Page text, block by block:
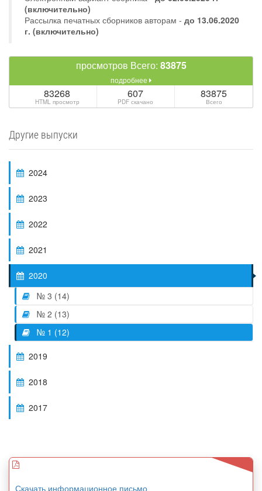
(включительно)
Рассылка печатных сборников авторам - до 13.06.2020
г. (включительно)
просмотров Всего: 83875
подробнее
83268
HTML просмотр
607
PDF скачано
83875
Всего
Другие выпуски
2024
2023
2022
2021
2020
№ 3 (14)
№ 2 (13)
№ 1 (12)
2019
2018
2017
Скачать информационное письмо